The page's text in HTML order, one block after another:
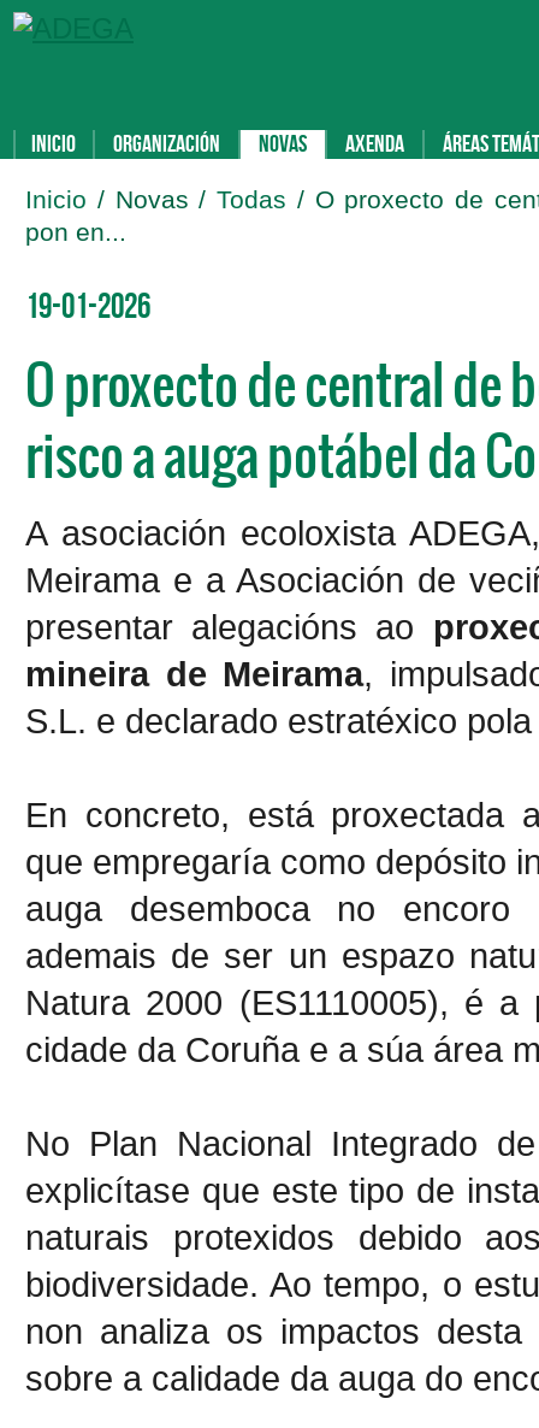
Inicio Organización Novas Axenda Áreas
Inicio / Novas /Todas / O proxecto de
pon en...
19-01-2026
O proxecto de central de
risco a auga potábel da
A asociación ecoloxista
Meirama e a Asociación de
presentar alegacións ao
mineira de Meirama,
S.L. e declarado estratéxico
En concreto, está proxectada
que empregaría como depósito
auga desemboca no encoro
ademais de ser un espazo
Natura 2000 (ES1110005), é
cidade da Coruña e a súa área
No Plan Nacional Integrado
explicítase que este tipo de
naturais protexidos debido
biodiversidade. Ao tempo, o
non analiza os impactos
sobre a calidade da auga do